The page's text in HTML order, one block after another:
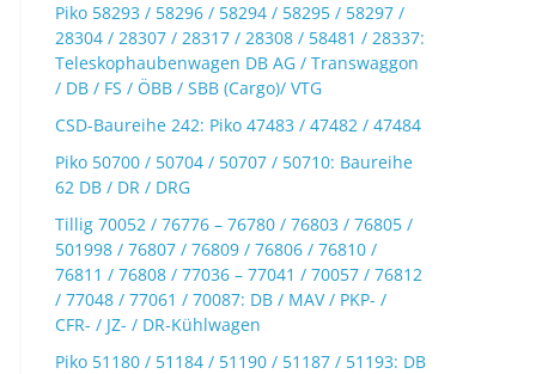
Piko 58293 / 58296 / 58294 / 58295 / 58297 /
28304 / 28307 / 28317 / 28308 / 58481 / 28337:
Teleskophaubenwagen DB AG / Transwaggon
/ DB / FS / ÖBB / SBB (Cargo)/ VTG
CSD-Baureihe 242: Piko 47483 / 47482 / 47484
Piko 50700 / 50704 / 50707 / 50710: Baureihe
62 DB / DR / DRG
Tillig 70052 / 76776 – 76780 / 76803 / 76805 /
501998 / 76807 / 76809 / 76806 / 76810 /
76811 / 76808 / 77036 – 77041 / 70057 / 76812
/ 77048 / 77061 / 70087: DB / MAV / PKP- /
CFR- / JZ- / DR-Kühlwagen
Piko 51180 / 51184 / 51190 / 51187 / 51193: DB